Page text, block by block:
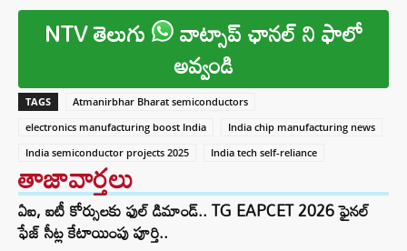
NTV తెలుగు వాట్సాప్ ఛానల్ ని ఫాలో
అవ్వండి
TAGS
Atmanirbhar Bharat semiconductors
electronics manufacturing boost India
India chip manufacturing news
India semiconductor projects 2025
India tech self-reliance
తాజావార్తలు
ఏఐ, ఐటీ కోర్సులకు ఫుల్ డిమాండ్.. TG EAPCET 2026 ఫైనల్
ఫేజ్ సీట్ల కేటాయింపు పూర్తి..